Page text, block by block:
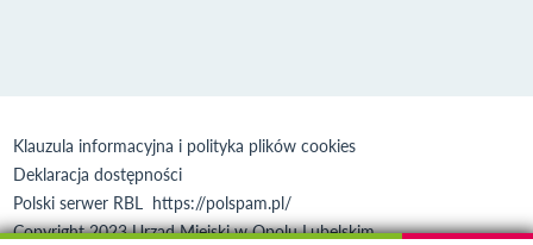
Klauzula informacyjna i polityka plików cookies
Deklaracja dostępności
Polski serwer RBL https://polspam.pl/
Copyright 2023 Urząd Miejski w Opolu Lubelskim